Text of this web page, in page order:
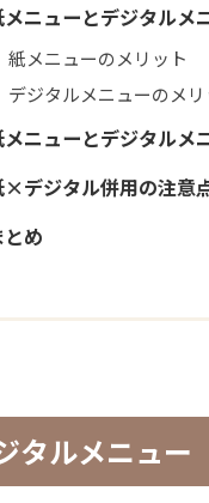
メニューとデジタル
紙メニューのメリット
デジタルメニューのメリ
ニューとデジタルメ
×デジタル併用の注意
とめ
タルメニュ